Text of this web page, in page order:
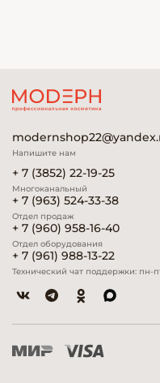
Напишите нам
+ 7 (3852) 22-19-25
Многоканальный
+ 7 (963) 524-33-38
Отдел продаж
+ 7 (960) 958-16-40
Отдел оборудования
+ 7 (961) 988-13-22
Технический чат поддержки: пн-